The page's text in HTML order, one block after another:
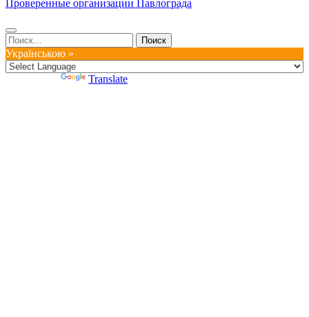
Проверенные организации Павлограда
Найти:
Українською »
Translate